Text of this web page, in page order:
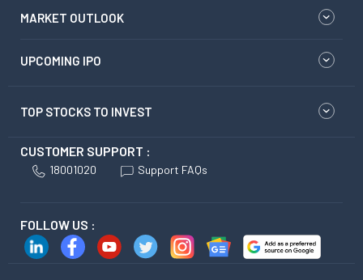
MARKET OUTLOOK
UPCOMING IPO
TOP STOCKS TO INVEST
CUSTOMER SUPPORT :
18001020 Support FAQs
FOLLOW US :